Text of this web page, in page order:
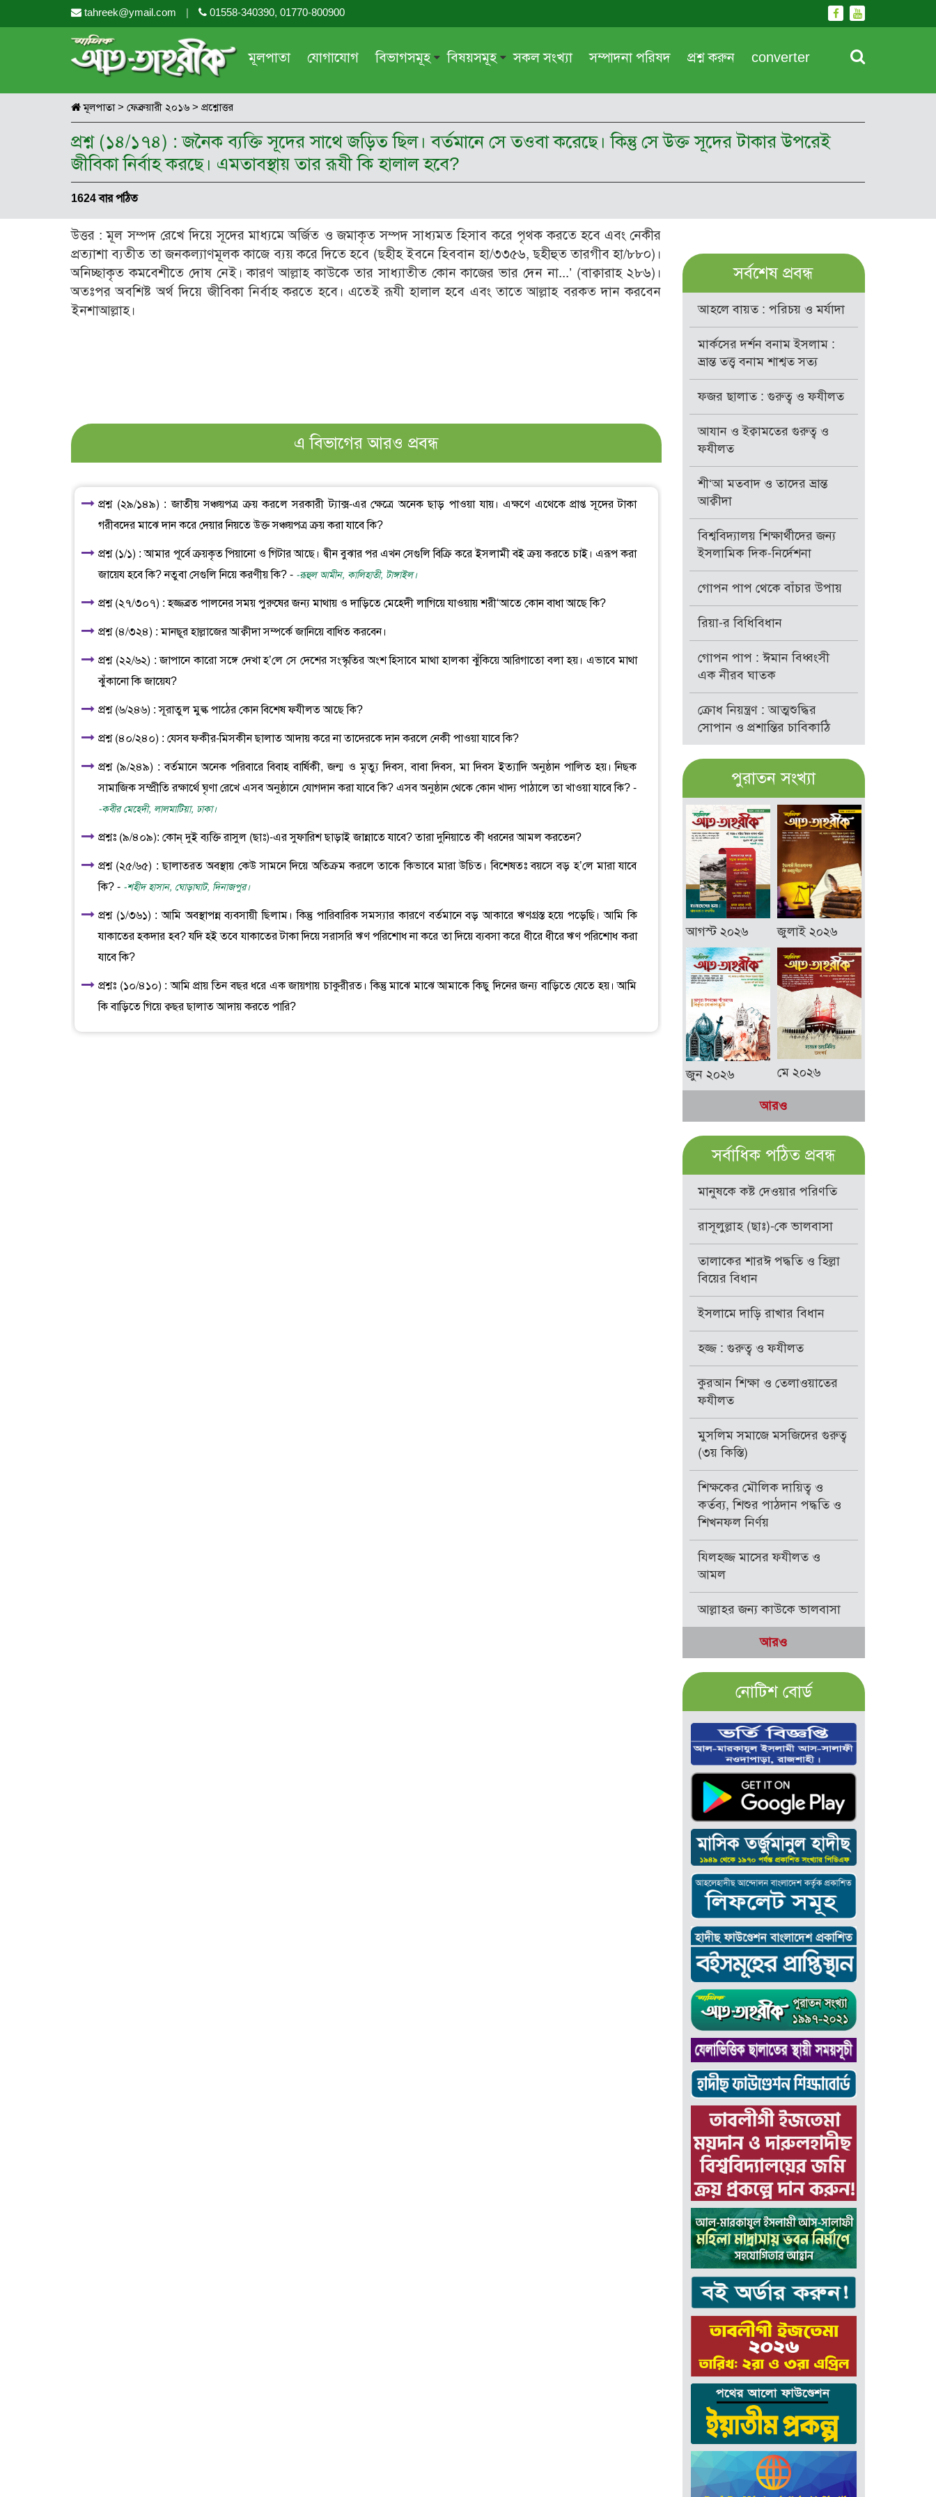
tahreek@ymail.com | 01558-340390, 01770-800900
মূলপাতা যোগাযোগ বিভাগসমূহ
দরসে কুরআন
দরসে হাদীছ
সাময়িক প্রসঙ্গ
সময়ের ভাবনা
মহিলা অঙ্গন
আরও
বিষয়সমূহ
শিক্ষা ও সংস্কৃতি
নারী সমাজ
পরকাল
নীতি-নৈতিকতা
তারবিয়াত
আরও
সকল সংখ্যা সম্পাদনা পরিষদ প্রশ্ন করুন converter
মূলপাতা> ফেব্রুয়ারী ২০১৬ > প্রশ্নোত্তর
প্রশ্ন (১৪/১৭৪) : জনৈক ব্যক্তি সূদের সাথে জড়িত ছিল। বর্তমানে সে তওবা করেছে। কিন্তু সে উক্ত সূদের টাকার উপরেই
জীবিকা নির্বাহ করছে। এমতাবস্থায় তার রূযী কি হালাল হবে?
1624 বার পঠিত
উত্তর : মূল সম্পদ রেখে দিয়ে সূদের মাধ্যমে অর্জিত ও জমাকৃত সম্পদ সাধ্যমত হিসাব করে পৃথক করতে হবে এবং নেকীর
প্রত্যাশা ব্যতীত তা জনকল্যাণমূলক কাজে ব্যয় করে দিতে হবে (ছহীহ ইবনে হিববান হা/৩৩৫৬, ছহীহুত তারগীব হা/৮৮০)।
অনিচ্ছাকৃত কমবেশীতে দোষ নেই। কারণ আল্লাহ কাউকে তার সাধ্যাতীত কোন কাজের ভার দেন না...’ (বাক্বারাহ ২৮৬)।
অতঃপর অবশিষ্ট অর্থ দিয়ে জীবিকা নির্বাহ করতে হবে। এতেই রূযী হালাল হবে এবং তাতে আল্লাহ বরকত দান করবেন
ইনশাআল্লাহ।
এ বিভাগের আরও প্রবন্ধ
প্রশ্ন (২৯/১৪৯) : জাতীয় সঞ্চয়পত্র ক্রয় করলে সরকারী ট্যাক্স-এর ক্ষেত্রে অনেক ছাড় পাওয়া যায়। এক্ষণে এথেকে প্রাপ্ত সূদের টাকা
গরীবদের মাঝে দান করে দেয়ার নিয়তে উক্ত সঞ্চয়পত্র ক্রয় করা যাবে কি?
প্রশ্ন (১/১) : আমার পূর্বে ক্রয়কৃত পিয়ানো ও গিটার আছে। দ্বীন বুঝার পর এখন সেগুলি বিক্রি করে ইসলামী বই ক্রয় করতে চাই। এরূপ করা
জায়েয হবে কি? নতুবা সেগুলি নিয়ে করণীয় কি? - -রূহুল আমীন, কালিহাতী, টাঙ্গাইল।
প্রশ্ন (২৭/৩০৭) : হজ্জব্রত পালনের সময় পুরুষের জন্য মাথায় ও দাড়িতে মেহেদী লাগিয়ে যাওয়ায় শরী‘আতে কোন বাধা আছে কি?
প্রশ্ন (৪/৩২৪) : মানছূর হাল্লাজের আক্বীদা সম্পর্কে জানিয়ে বাধিত করবেন।
প্রশ্ন (২২/৬২) : জাপানে কারো সঙ্গে দেখা হ’লে সে দেশের সংস্কৃতির অংশ হিসাবে মাথা হালকা ঝুঁকিয়ে আরিগাতো বলা হয়। এভাবে মাথা
ঝুঁকানো কি জায়েয?
প্রশ্ন (৬/২৪৬) : সূরাতুল মুল্ক পাঠের কোন বিশেষ ফযীলত আছে কি?
প্রশ্ন (৪০/২৪০) : যেসব ফকীর-মিসকীন ছালাত আদায় করে না তাদেরকে দান করলে নেকী পাওয়া যাবে কি?
প্রশ্ন (৯/২৪৯) : বর্তমানে অনেক পরিবারে বিবাহ বার্ষিকী, জন্ম ও মৃত্যু দিবস, বাবা দিবস, মা দিবস ইত্যাদি অনুষ্ঠান পালিত হয়। নিছক
সামাজিক সম্প্রীতি রক্ষার্থে ঘৃণা রেখে এসব অনুষ্ঠানে যোগদান করা যাবে কি? এসব অনুষ্ঠান থেকে কোন খাদ্য পাঠালে তা খাওয়া যাবে কি? -
-কবীর মেহেদী, লালমাটিয়া, ঢাকা।
প্রশ্নঃ (৯/৪০৯): কোন্ দুই ব্যক্তি রাসুল (ছাঃ)-এর সুফারিশ ছাড়াই জান্নাতে যাবে? তারা দুনিয়াতে কী ধরনের আমল করতেন?
প্রশ্ন (২৫/৬৫) : ছালাতরত অবস্থায় কেউ সামনে দিয়ে অতিক্রম করলে তাকে কিভাবে মারা উচিত। বিশেষতঃ বয়সে বড় হ’লে মারা যাবে
কি? - -শহীদ হাসান, ঘোড়াঘাট, দিনাজপুর।
প্রশ্ন (১/৩৬১) : আমি অবস্থাপন্ন ব্যবসায়ী ছিলাম। কিন্তু পারিবারিক সমস্যার কারণে বর্তমানে বড় আকারে ঋণগ্রস্ত হয়ে পড়েছি। আমি কি
যাকাতের হকদার হব? যদি হই তবে যাকাতের টাকা দিয়ে সরাসরি ঋণ পরিশোধ না করে তা দিয়ে ব্যবসা করে ধীরে ধীরে ঋণ পরিশোধ করা
যাবে কি?
প্রশ্নঃ (১০/৪১০) : আমি প্রায় তিন বছর ধরে এক জায়গায় চাকুরীরত। কিন্তু মাঝে মাঝে আমাকে কিছু দিনের জন্য বাড়িতে যেতে হয়। আমি
কি বাড়িতে গিয়ে ক্বছর ছালাত আদায় করতে পারি?
সর্বশেষ প্রবন্ধ
আহলে বায়ত : পরিচয় ও মর্যাদা
মার্কসের দর্শন বনাম ইসলাম :
ভ্রান্ত তত্ত্ব বনাম শাশ্বত সত্য
ফজর ছালাত : গুরুত্ব ও ফযীলত
আযান ও ইক্বামতের গুরুত্ব ও
ফযীলত
শী‘আ মতবাদ ও তাদের ভ্রান্ত
আক্বীদা
বিশ্ববিদ্যালয় শিক্ষার্থীদের জন্য
ইসলামিক দিক-নির্দেশনা
গোপন পাপ থেকে বাঁচার উপায়
রিয়া-র বিধিবিধান
গোপন পাপ : ঈমান বিধ্বংসী
এক নীরব ঘাতক
ক্রোধ নিয়ন্ত্রণ : আত্মশুদ্ধির
সোপান ও প্রশান্তির চাবিকাঠি
পুরাতন সংখ্যা
আগস্ট ২০২৬ জুলাই ২০২৬
জুন ২০২৬ মে ২০২৬
আরও
সর্বাধিক পঠিত প্রবন্ধ
মানুষকে কষ্ট দেওয়ার পরিণতি
রাসূলুল্লাহ (ছাঃ)-কে ভালবাসা
তালাকের শারঈ পদ্ধতি ও হিল্লা
বিয়ের বিধান
ইসলামে দাড়ি রাখার বিধান
হজ্জ : গুরুত্ব ও ফযীলত
কুরআন শিক্ষা ও তেলাওয়াতের
ফযীলত
মুসলিম সমাজে মসজিদের গুরুত্ব
(৩য় কিস্তি)
শিক্ষকের মৌলিক দায়িত্ব ও
কর্তব্য, শিশুর পাঠদান পদ্ধতি ও
শিখনফল নির্ণয়
যিলহজ্জ মাসের ফযীলত ও
আমল
আল্লাহর জন্য কাউকে ভালবাসা
আরও
নোটিশ বোর্ড